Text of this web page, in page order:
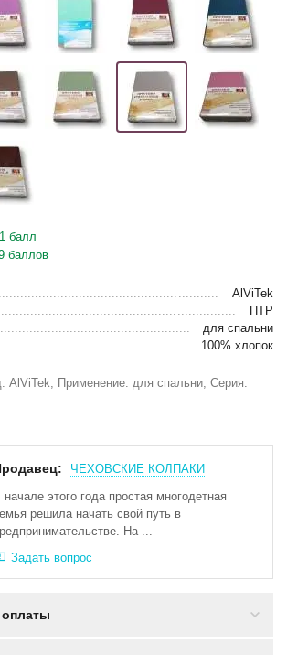
балл
баллов
AlViTek
ПТР
для спальни
100% хлопок
AlViTek; Применение: для спальни; Серия:
ЧЕХОВСКИЕ КОЛПАКИ
начале этого года простая многодетная
решила начать свой путь в
На ...
Задать вопрос